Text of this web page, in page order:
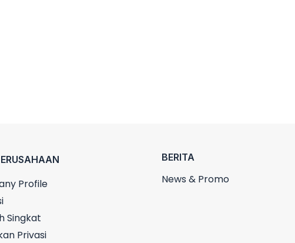
Profile
Singkat
Privasi
BERITA
News & Promo